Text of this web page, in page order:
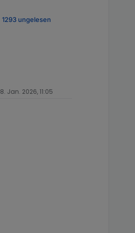
1293 ungelesen
8. Jan. 2026, 11:05